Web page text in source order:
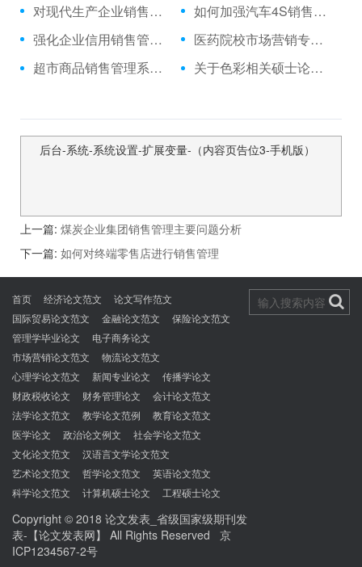
对现代生产企业销售管理特点的几点认识
如何加强汽车4S销售管理集团财务内部控制的研究
强化企业信用销售管理的探析
医药院校市场营销专业实践教学体系研究
超市商品销售管理系统论文
关于色彩相关硕士论文开题报告,与地铁广告再度来袭佳能续演色彩战略相关市场营销专业论文参考文献
后台-系统-系统设置-扩展变量-（内容页告位3-手机版）
上一篇: 煤炭企业集团销售管理主要问题分析
下一篇: 如何对终端零售店进行销售管理
首页 经济论文范文
论文写作范文
国际贸易论文范文
金融论文范文
保险论文范文
管理学毕业论文
电子商务论文
市场营销论文范文
物流论文范文
心理学论文范文
新闻专业论文
传播学论文
财政税收论文
财务管理论文
会计论文范文
法学论文范文
教学论文范例
教育论文范文
医学论文
政治论文例文
社会学论文范文
文化论文范文
汉语言文学论文范文
艺术论文范文
哲学论文范文
英语论文范文
科学论文范文
计算机硕士论文 工程硕士论文
Copyright © 2018 论文发表_省级国家级期刊发
表-【论文发表网】 All Rights Reserved 京
ICP1234567-2号